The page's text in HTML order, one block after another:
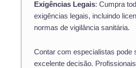
Exigências Legais: Cumpra
exigências legais, incluindo
normas de vigilância sanitária.
Contar com especialistas pode
excelente decisão.